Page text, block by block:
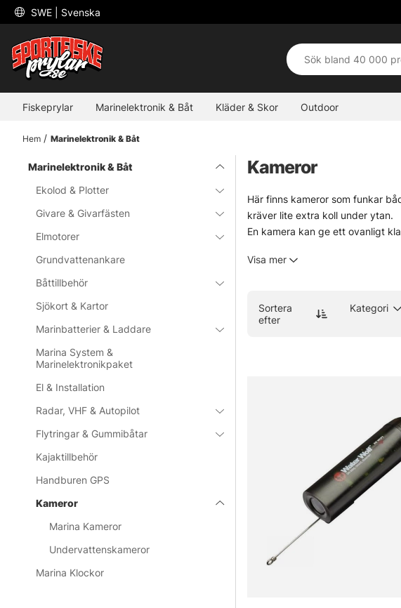
SWE | Svenska
Fiskeprylar Marinelektronik & Båt Kläder & Skor Outdoor
Hem Marinelektronik & Båt
Marinelektronik & Båt
Ekolod & Plotter
Givare & Givarfästen
Elmotorer
Grundvattenankare
Båttillbehör
Sjökort & Kartor
Marinbatterier & Laddare
Marina System &
Marinelektronikpaket
El & Installation
Radar, VHF & Autopilot
Flytringar & Gummibåtar
Kajaktillbehör
Handburen GPS
Kameror
Marina Kameror
Undervattenskameror
Marina Klockor
Kameror
Här finns kameror som funkar
kräver lite extra koll under ytan.
En kamera kan ge ett ovanligt
Vad är en marin kamera?
Vad är en kamera för
Visa mer
Sortera
efter
Kategori